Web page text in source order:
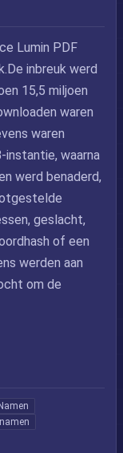
Lumin PDF
inbreuk werd
15,5 miljoen
waren
waren
instantie, waarna
werd benaderd,
geslacht,
of een
werden aan
om de
Namen